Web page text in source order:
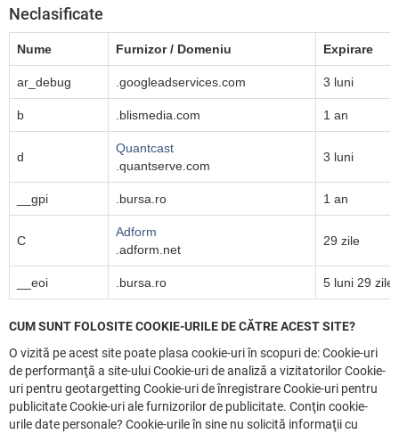
Neclasificate
Nume Furnizor / Domeniu Expirare
ar_debug .googleadservices.com 3 luni
b .blismedia.com 1 an
d
Quantcast
.quantserve.com
3 luni
__gpi .bursa.ro 1 an
C
Adform
.adform.net
29 zile
__eoi .bursa.ro 5 luni 29 zile
CUM SUNT FOLOSITE COOKIE-URILE DE CĂTRE ACEST SITE?
O vizită pe acest site poate plasa cookie-uri în scopuri de: Cookie-uri
de performanţă a site-ului Cookie-uri de analiză a vizitatorilor Cookie-
uri pentru geotargetting Cookie-uri de înregistrare Cookie-uri pentru
publicitate Cookie-uri ale furnizorilor de publicitate. Conţin cookie-
urile date personale? Cookie-urile în sine nu solicită informaţii cu